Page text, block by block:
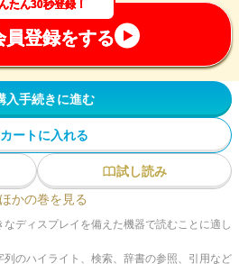
たん30秒登録！
員登録をする
入手続きに進む
カートに入れる
試し読み
ほかの巻を見る
ディスプレイを備えた機器で読むことに適し
のハイライト、検索、辞書の参照、引用など